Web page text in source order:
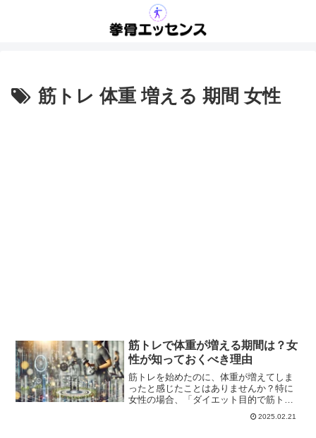
筋トレ 体重 増える 期間 女性
筋トレで体重が増える期間は？女
性が知っておくべき理由
筋トレを始めたのに、体重が増えてしま
ったと感じたことはありませんか？特に
女性の場合、「ダイエット目的で筋トレ
と不安になることもあるでしょう。しか
2025.02.21